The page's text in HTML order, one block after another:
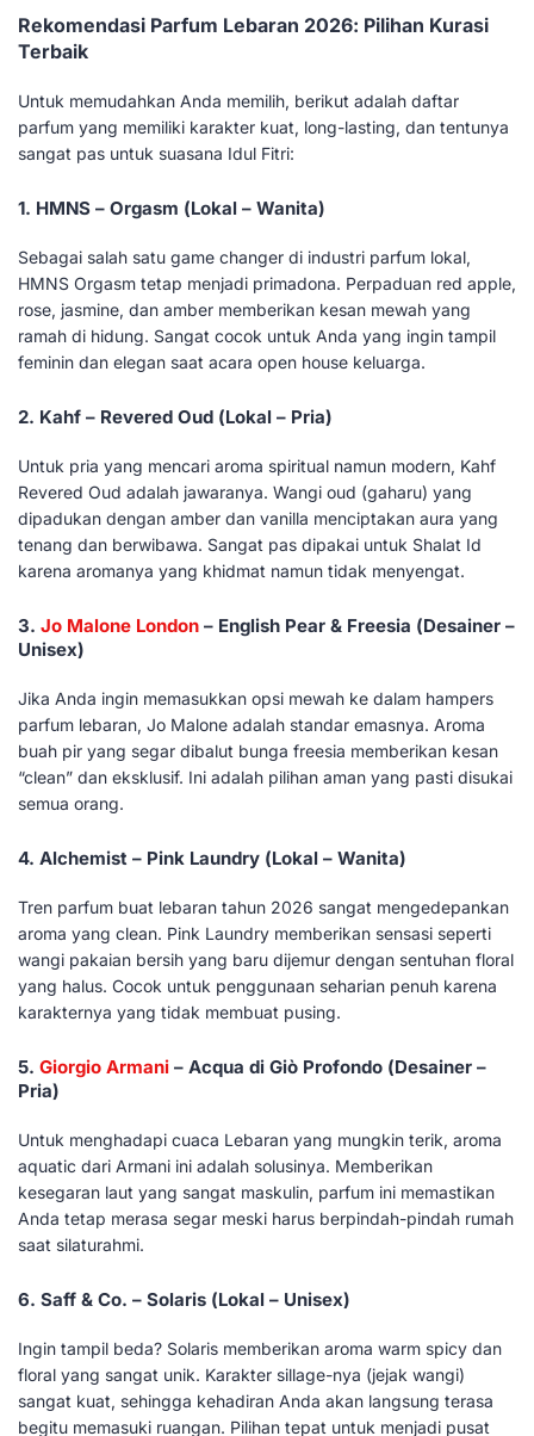
Rekomendasi Parfum Lebaran 2026: Pilihan Kurasi
Terbaik
Untuk memudahkan Anda memilih, berikut adalah daftar
parfum yang memiliki karakter kuat, long-lasting, dan tentunya
sangat pas untuk suasana Idul Fitri:
1. HMNS – Orgasm (Lokal – Wanita)
Sebagai salah satu game changer di industri parfum lokal,
HMNS Orgasm tetap menjadi primadona. Perpaduan red apple,
rose, jasmine, dan amber memberikan kesan mewah yang
ramah di hidung. Sangat cocok untuk Anda yang ingin tampil
feminin dan elegan saat acara open house keluarga.
2. Kahf – Revered Oud (Lokal – Pria)
Untuk pria yang mencari aroma spiritual namun modern, Kahf
Revered Oud adalah jawaranya. Wangi oud (gaharu) yang
dipadukan dengan amber dan vanilla menciptakan aura yang
tenang dan berwibawa. Sangat pas dipakai untuk Shalat Id
karena aromanya yang khidmat namun tidak menyengat.
3. Jo Malone London – English Pear & Freesia (Desainer –
Unisex)
Jika Anda ingin memasukkan opsi mewah ke dalam hampers
parfum lebaran, Jo Malone adalah standar emasnya. Aroma
buah pir yang segar dibalut bunga freesia memberikan kesan
“clean” dan eksklusif. Ini adalah pilihan aman yang pasti disukai
semua orang.
4. Alchemist – Pink Laundry (Lokal – Wanita)
Tren parfum buat lebaran tahun 2026 sangat mengedepankan
aroma yang clean. Pink Laundry memberikan sensasi seperti
wangi pakaian bersih yang baru dijemur dengan sentuhan floral
yang halus. Cocok untuk penggunaan seharian penuh karena
karakternya yang tidak membuat pusing.
5. Giorgio Armani – Acqua di Giò Profondo (Desainer –
Pria)
Untuk menghadapi cuaca Lebaran yang mungkin terik, aroma
aquatic dari Armani ini adalah solusinya. Memberikan
kesegaran laut yang sangat maskulin, parfum ini memastikan
Anda tetap merasa segar meski harus berpindah-pindah rumah
saat silaturahmi.
6. Saff & Co. – Solaris (Lokal – Unisex)
Ingin tampil beda? Solaris memberikan aroma warm spicy dan
floral yang sangat unik. Karakter sillage-nya (jejak wangi)
sangat kuat, sehingga kehadiran Anda akan langsung terasa
begitu memasuki ruangan. Pilihan tepat untuk menjadi pusat